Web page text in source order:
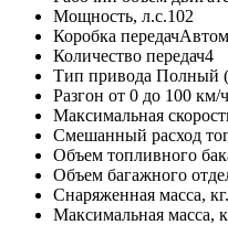
Мощность, л.с.102
Коробка передач
Количество передач4
Тип привода Полный
Разгон от 0 до 100 км/
Максимальная
Смешанный расход
Объем топливного
Объем багажного
Снаряженная масса, кг.
Максимальная масса,